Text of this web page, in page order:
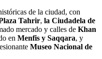
de la ciudad, con
Tahrir, la Ciudadela de
mercado y calles de Khan
en Menfis y Saqqara, y
Museo Nacional de